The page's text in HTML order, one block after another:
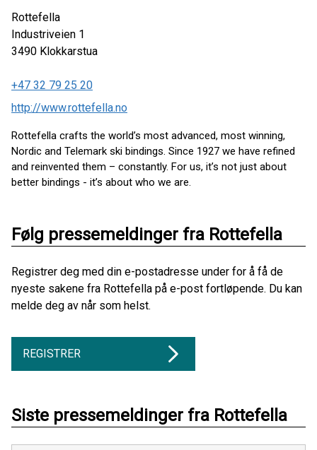
Rottefella
Industriveien 1
3490 Klokkarstua
+47 32 79 25 20
http://www.rottefella.no
Rottefella crafts the world’s most advanced, most winning,
Nordic and Telemark ski bindings. Since 1927 we have refined
and reinvented them – constantly. For us, it’s not just about
better bindings - it’s about who we are.
Følg pressemeldinger fra Rottefella
Registrer deg med din e-postadresse under for å få de
nyeste sakene fra Rottefella på e-post fortløpende. Du kan
melde deg av når som helst.
REGISTRER
Siste pressemeldinger fra Rottefella